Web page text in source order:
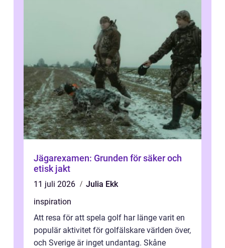
Jägarexamen: Grunden för säker och
etisk jakt
11 juli 2026
Julia Ekk
inspiration
Att resa för att spela golf har länge varit en
populär aktivitet för golfälskare världen över,
och Sverige är inget undantag. Skåne